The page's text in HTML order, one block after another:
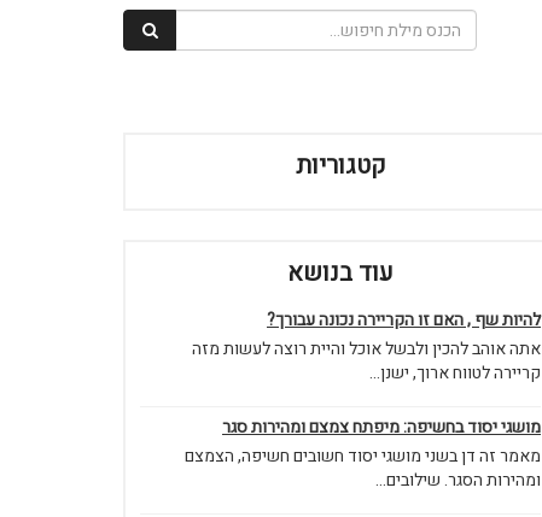
קטגוריות
עוד בנושא
להיות שף , האם זו הקריירה נכונה עבורך?
אתה אוהב להכין ולבשל אוכל והיית רוצה לעשות מזה
קריירה לטווח ארוך, ישנן...
מושגי יסוד בחשיפה: מיפתח צמצם ומהירות סגר
מאמר זה דן בשני מושגי יסוד חשובים חשיפה, הצמצם
ומהירות הסגר. שילובים...